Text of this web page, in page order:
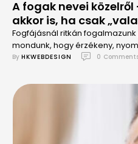
A fogak nevei
akkor is, ha csak
Fogfájásnál ritkán
mondunk, hogy érzékeny,
By HKWEBDESIGN 0